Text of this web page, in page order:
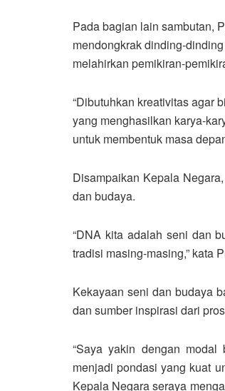
Pada bagian lain sambutan,
mendongkrak dinding-
melahirkan pemikiran-
“Dibutuhkan kreativitas agar
yang menghasilkan karya-
untuk membentuk masa
Disampaikan Kepala
dan budaya.
“DNA kita adalah seni dan
tradisi masing-masing,” kata
Kekayaan seni dan budaya
dan sumber inspirasi dari
“Saya yakin dengan
menjadi pondasi yang kuat
Kepala Negara seraya